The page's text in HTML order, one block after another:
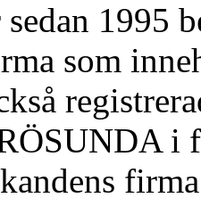
sedan 1995
som
i